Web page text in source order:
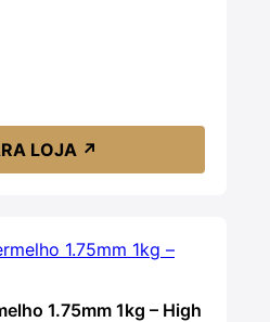
LOJA ↗
1.75mm 1kg – High